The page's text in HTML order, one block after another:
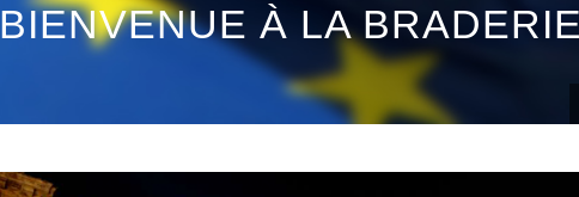
BIENVENUE À LA